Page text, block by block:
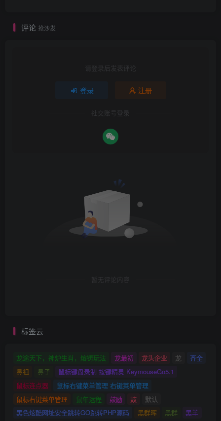
评论 抢沙发
请登录后发表评论
登录 注册
社交账号登录
暂无评论内容
标签云
龙途天下，神炉生肖，熔铸玩法 龙最初 龙头企业 龙
齐全
鼻祖
鼻子
鼠标键盘录制 按键精灵 KeymouseGo5.1
鼠标连点器
鼠标右键菜单管理 右键菜单管理
鼠标右键菜单管理
鼠年运程 鼓励 鼓
默认
黑色炫酷网址安全跳转GO跳转PHP源码
黑群晖 黑群 黑羊